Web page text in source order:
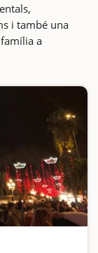
i també una
a